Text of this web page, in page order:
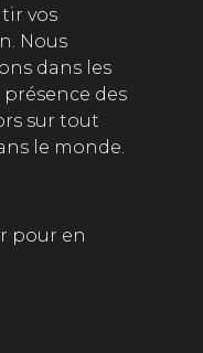
vos
Nous
dans les
des
sur tout
le monde.
pour en